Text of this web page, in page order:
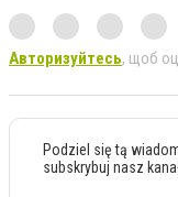
Авторизуйтесь, щоб
Podziel się tą
subskrybuj nasz